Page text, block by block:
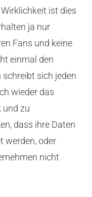
ist dies
ja nur
Fans und keine
einmal den
sich jeden
wieder das
und zu
dass ihre Daten
werden, oder
nicht